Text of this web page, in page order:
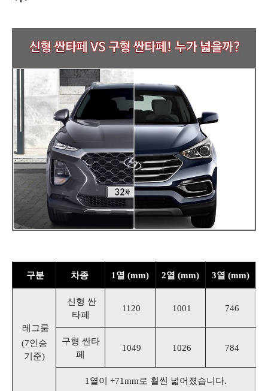
구분 차종 1열 (mm) 2열 (mm) 3열 (mm)
레그룸
(7인승
기준)
신형 싼
타페
1120 1001 746
구형 싼타
페
1049 1026 784
1열이 +71mm로 훨씬 넓어졌습니다.